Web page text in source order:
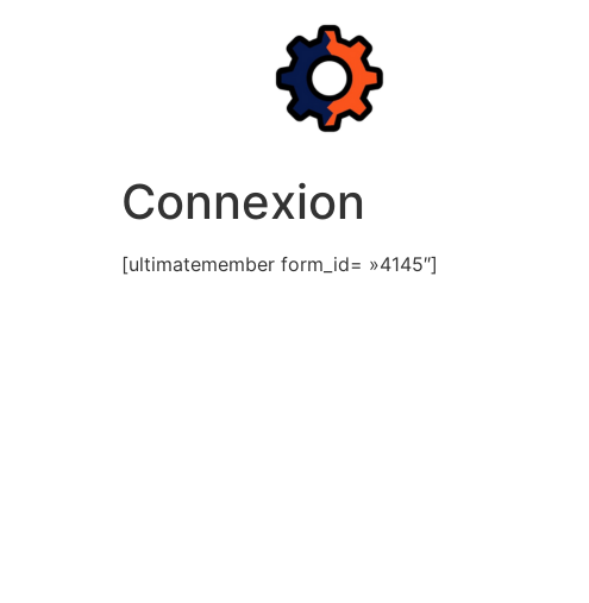
Connexion
[ultimatemember form_id= »4145″]